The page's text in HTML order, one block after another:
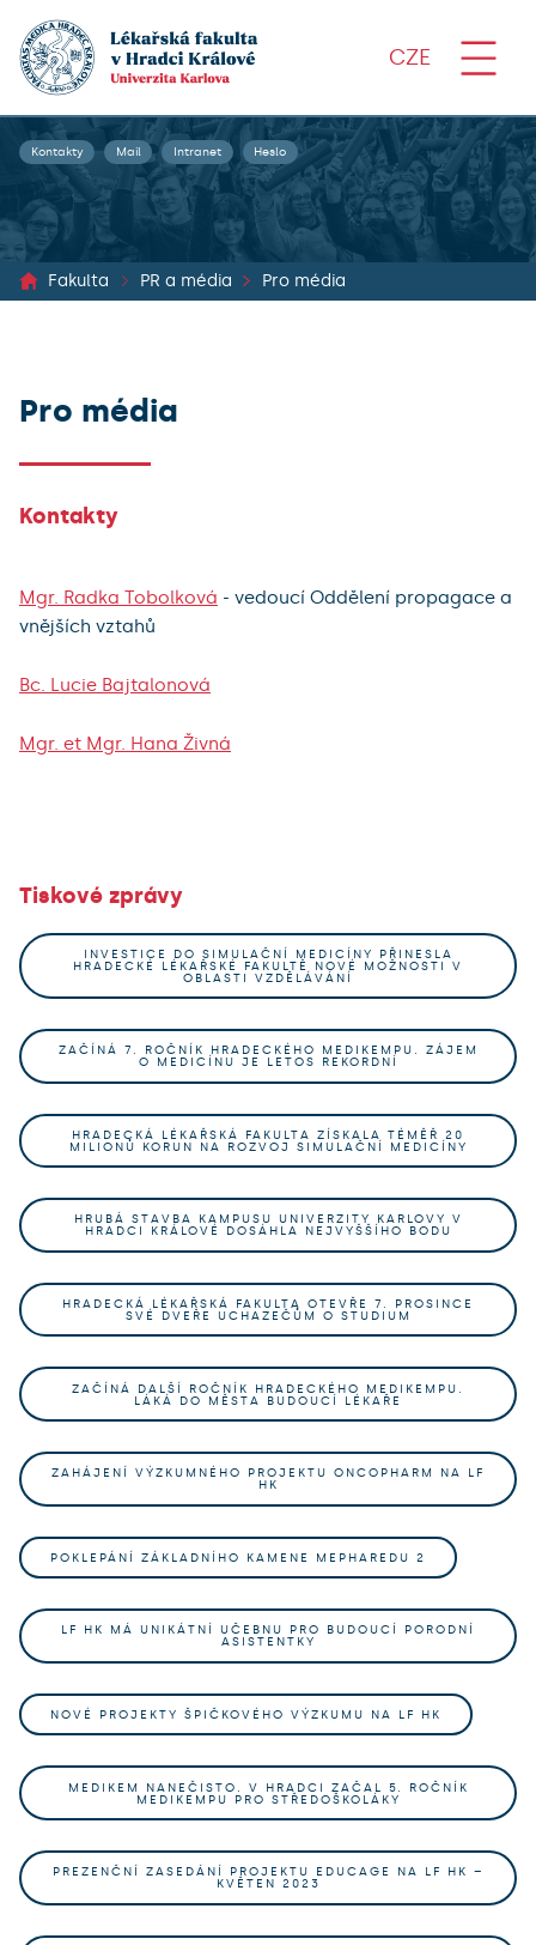
CZE
Kontakty Mail Intranet Heslo
Fakulta PR a média Pro média
Pro média
Kontakty
Mgr. Radka Tobolková - vedoucí Oddělení propagace a
vnějších vztahů
Bc. Lucie Bajtalonová
Mgr. et Mgr. Hana Živná
Tiskové zprávy
INVESTICE DO SIMULAČNÍ MEDICÍNY PŘINESLA
HRADECKÉ LÉKAŘSKÉ FAKULTĚ NOVÉ MOŽNOSTI V
OBLASTI VZDĚLÁVÁNÍ
ZAČÍNÁ 7. ROČNÍK HRADECKÉHO MEDIKEMPU. ZÁJEM
O MEDICÍNU JE LETOS REKORDNÍ
HRADECKÁ LÉKAŘSKÁ FAKULTA ZÍSKALA TÉMĚŘ 20
MILIONŮ KORUN NA ROZVOJ SIMULAČNÍ MEDICÍNY
HRUBÁ STAVBA KAMPUSU UNIVERZITY KARLOVY V
HRADCI KRÁLOVÉ DOSÁHLA NEJVYŠŠÍHO BODU
HRADECKÁ LÉKAŘSKÁ FAKULTA OTEVŘE 7. PROSINCE
SVÉ DVEŘE UCHAZEČŮM O STUDIUM
ZAČÍNÁ DALŠÍ ROČNÍK HRADECKÉHO MEDIKEMPU.
LÁKÁ DO MĚSTA BUDOUCÍ LÉKAŘE
ZAHÁJENÍ VÝZKUMNÉHO PROJEKTU ONCOPHARM NA LF
HK
POKLEPÁNÍ ZÁKLADNÍHO KAMENE MEPHAREDU 2
LF HK MÁ UNIKÁTNÍ UČEBNU PRO BUDOUCÍ PORODNÍ
ASISTENTKY
NOVÉ PROJEKTY ŠPIČKOVÉHO VÝZKUMU NA LF HK
MEDIKEM NANEČISTO. V HRADCI ZAČAL 5. ROČNÍK
MEDIKEMPU PRO STŘEDOŠKOLÁKY
PREZENČNÍ ZASEDÁNÍ PROJEKTU EDUCAGE NA LF HK –
KVĚTEN 2023